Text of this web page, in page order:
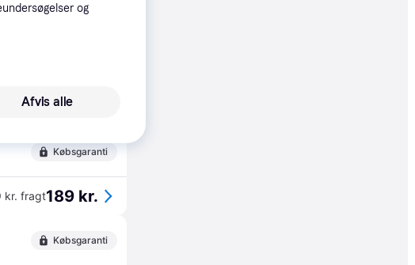
1-2 dage159 kr.
dage 159 kr.
Købsgaranti
kr. fragt189 kr.
Købsgaranti
og
Afvis alle